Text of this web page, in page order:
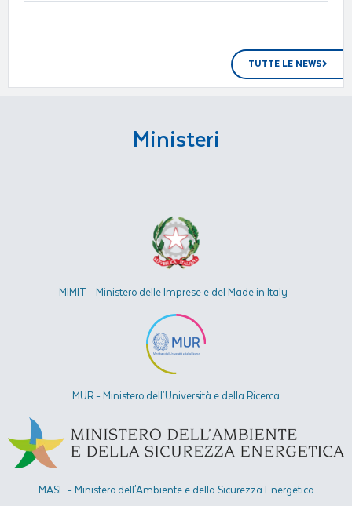
TUTTE LE NEWS
Ministeri
MIMIT - Ministero delle Imprese e del Made in Italy
MUR - Ministero dell'Università e della Ricerca
MASE - Ministero dell'Ambiente e della Sicurezza Energetica​